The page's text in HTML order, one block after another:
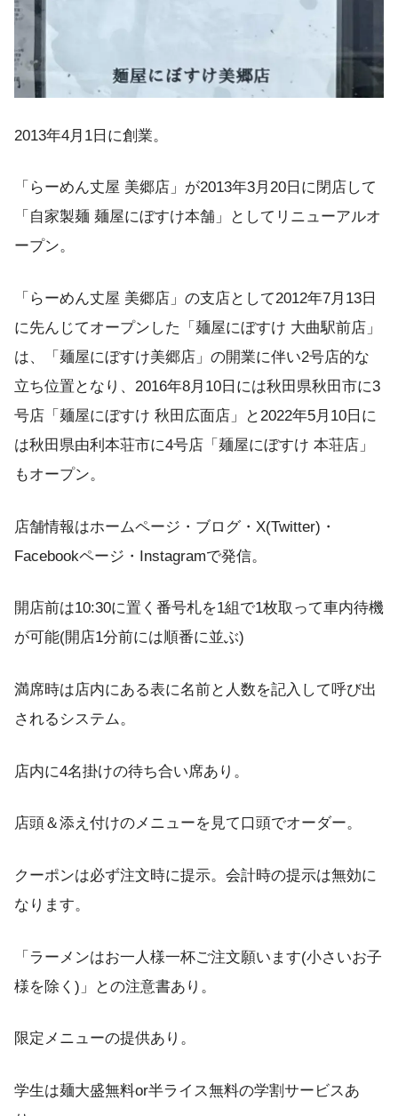
2013年4月1日に創業。
「らーめん丈屋 美郷店」が2013年3月20日に閉店して
「自家製麺 麺屋にぼすけ本舗」としてリニューアルオ
ープン。
「らーめん丈屋 美郷店」の支店として2012年7月13日
に先んじてオープンした「麺屋にぼすけ 大曲駅前店」
は、「麺屋にぼすけ美郷店」の開業に伴い2号店的な
立ち位置となり、2016年8月10日には秋田県秋田市に3
号店「麺屋にぼすけ 秋田広面店」と2022年5月10日に
は秋田県由利本荘市に4号店「麺屋にぼすけ 本荘店」
もオープン。
店舗情報はホームページ・ブログ・X(Twitter)・
Facebookページ・Instagramで発信。
開店前は10:30に置く番号札を1組で1枚取って車内待機
が可能(開店1分前には順番に並ぶ)
満席時は店内にある表に名前と人数を記入して呼び出
されるシステム。
店内に4名掛けの待ち合い席あり。
店頭＆添え付けのメニューを見て口頭でオーダー。
クーポンは必ず注文時に提示。会計時の提示は無効に
なります。
「ラーメンはお一人様一杯ご注文願います(小さいお子
様を除く)」との注意書あり。
限定メニューの提供あり。
学生は麺大盛無料or半ライス無料の学割サービスあ